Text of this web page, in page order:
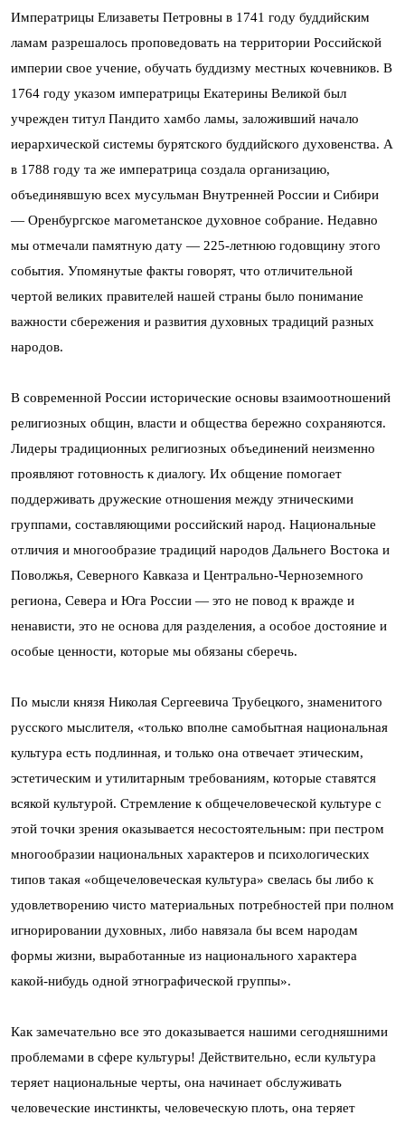
Императрицы Елизаветы Петровны в 1741 году буддийским
ламам разрешалось проповедовать на территории Российской
империи свое учение, обучать буддизму местных кочевников. В
1764 году указом императрицы Екатерины Великой был
учрежден титул Пандито хамбо ламы, заложивший начало
иерархической системы бурятского буддийского духовенства. А
в 1788 году та же императрица создала организацию,
объединявшую всех мусульман Внутренней России и Сибири
— Оренбургское магометанское духовное собрание. Недавно
мы отмечали памятную дату — 225-летнюю годовщину этого
события. Упомянутые факты говорят, что отличительной
чертой великих правителей нашей страны было понимание
важности сбережения и развития духовных традиций разных
народов.
В современной России исторические основы взаимоотношений
религиозных общин, власти и общества бережно сохраняются.
Лидеры традиционных религиозных объединений неизменно
проявляют готовность к диалогу. Их общение помогает
поддерживать дружеские отношения между этническими
группами, составляющими российский народ. Национальные
отличия и многообразие традиций народов Дальнего Востока и
Поволжья, Северного Кавказа и Центрально-Черноземного
региона, Севера и Юга России — это не повод к вражде и
ненависти, это не основа для разделения, а особое достояние и
особые ценности, которые мы обязаны сберечь.
По мысли князя Николая Сергеевича Трубецкого, знаменитого
русского мыслителя, «только вполне самобытная национальная
культура есть подлинная, и только она отвечает этическим,
эстетическим и утилитарным требованиям, которые ставятся
всякой культурой. Стремление к общечеловеческой культуре с
этой точки зрения оказывается несостоятельным: при пестром
многообразии национальных характеров и психологических
типов такая «общечеловеческая культура» свелась бы либо к
удовлетворению чисто материальных потребностей при полном
игнорировании духовных, либо навязала бы всем народам
формы жизни, выработанные из национального характера
какой-нибудь одной этнографической группы».
Как замечательно все это доказывается нашими сегодняшними
проблемами в сфере культуры! Действительно, если культура
теряет национальные черты, она начинает обслуживать
человеческие инстинкты, человеческую плоть, она теряет